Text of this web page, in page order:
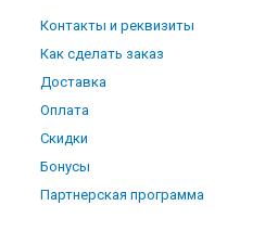
Контакты и реквизиты
Как сделать заказ
Доставка
Оплата
Скидки
Бонусы
Партнерская программа